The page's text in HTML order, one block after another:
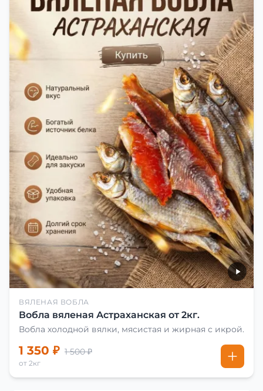
ВЯЛЕНАЯ ВОБЛА
Вобла вяленая Астраханская от 2кг.
Вобла холодной вялки, мясистая и жирная с икрой.
1 350 ₽ 1 500 ₽
от 2кг